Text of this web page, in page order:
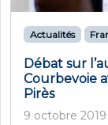
Actualités
Débat sur
Courbevoie
Pirès
9 octobre 2019